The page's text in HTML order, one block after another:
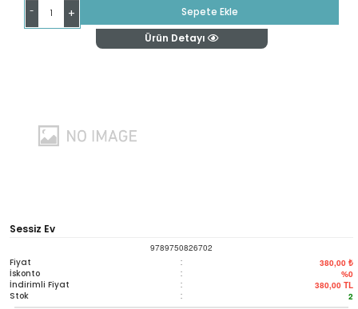
- +
Sepete Ekle
Ürün Detayı
Sessiz Ev
9789750826702
Fiyat : 380,00 ₺
İskonto : %0
İndirimli Fiyat : 380,00 TL
Stok : 2